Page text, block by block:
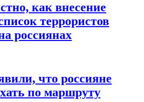
как внесение
террористов
россиянах
что россияне
по маршруту